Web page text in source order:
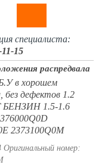
специалиста:
15
распредвала
в хорошем
без дефектов 1.2
БЕНЗИН 1.5-1.6
2373100Q0M
Оригинальный номер: